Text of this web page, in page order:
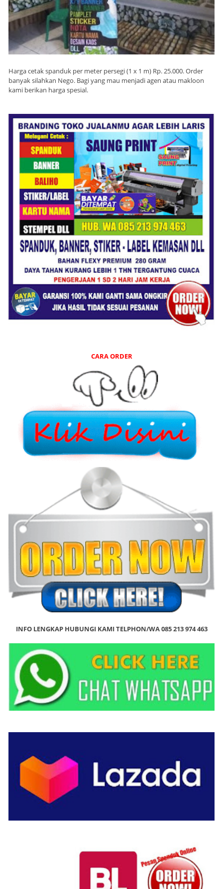
Harga cetak spanduk per meter persegi (1 x 1 m) Rp. 25.000. Order
banyak silahkan Nego. Bagi yang mau menjadi agen atau makloon
kami berikan harga spesial.
CARA ORDER
INFO LENGKAP HUBUNGI KAMI TELPHON/WA 085 213 974 463